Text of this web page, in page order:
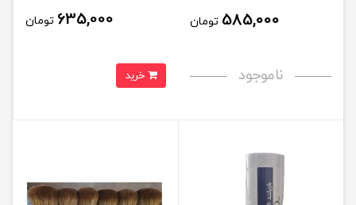
585,000 تومان
ناموجود
635,000 تومان